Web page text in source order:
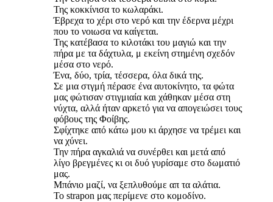
Της κοκκίνισα το κωλαράκι.
Έβρεχα το χέρι στο νερό και την έδερνα μέχρι
που το νοιωσα να καίγεται.
Της κατέβασα το κιλοτάκι του μαγιώ και την
πήρα με τα δάχτυλα, μ εκείνη στημένη σχεδόν
μέσα στο νερό.
Ένα, δύο, τρία, τέσσερα, όλα δικά της.
Σε μια στγμή πέρασε ένα αυτοκίνητο, τα φώτα
μας φώτισαν στιγμιαία και χάθηκαν μέσα στη
νύχτα, αλλά ήταν αρκετό για να απογειώσει τους
φόβους της Φοίβης.
Σφίχτηκε από κάτω μου κι άρχησε να τρέμει και
να χύνει.
Την πήρα αγκαλιά να συνέρθει και μετά από
λίγο βρεγμένες κι οι δυό γυρίσαμε στο δωματιό
μας.
Μπάνιο μαζί, να ξεπλυθούμε απ τα αλάτια.
Το strapon μας περίμενε στο κομοδίνο.